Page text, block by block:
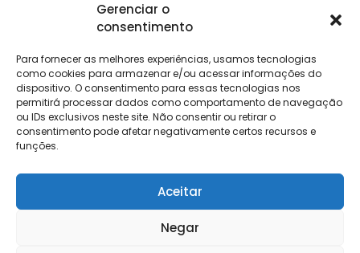
Gerenciar o
consentimento
Para fornecer as melhores experiências, usamos tecnologias
como cookies para armazenar e/ou acessar informações do
dispositivo. O consentimento para essas tecnologias nos
permitirá processar dados como comportamento de navegação
ou IDs exclusivos neste site. Não consentir ou retirar o
consentimento pode afetar negativamente certos recursos e
funções.
Aceitar
Negar